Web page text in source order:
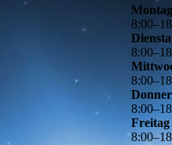
Montag
8:00–18
8:00–18
8:00–18
8:00–18
Freitag
8:00–18